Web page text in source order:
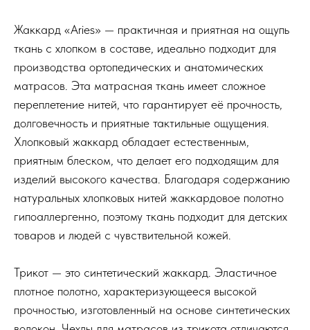
Жаккард «Aries» — практичная и приятная на ощупь
ткань с хлопком в составе, идеально подходит для
производства ортопедических и анатомических
матрасов. Эта матрасная ткань имеет сложное
переплетение нитей, что гарантирует её прочность,
долговечность и приятные тактильные ощущения.
Хлопковый жаккард обладает естественным,
приятным блеском, что делает его подходящим для
изделий высокого качества. Благодаря содержанию
натуральных хлопковых нитей жаккардовое полотно
гипоаллергенно, поэтому ткань подходит для детских
товаров и людей с чувствительной кожей.
Трикот — это синтетический жаккард. Эластичное
плотное полотно, характеризующееся высокой
прочностью, изготовленный на основе синтетических